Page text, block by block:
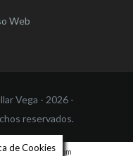
Web
Vega - 2026 -
reservados.
de Cookies
:XYZScripts.com